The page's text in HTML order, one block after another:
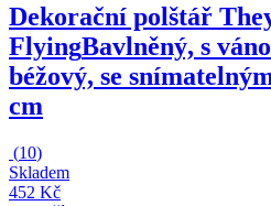
Dekorační polštář
FlyingBavlněný, s
béžový, se
cm
(10)
Skladem
452 Kč